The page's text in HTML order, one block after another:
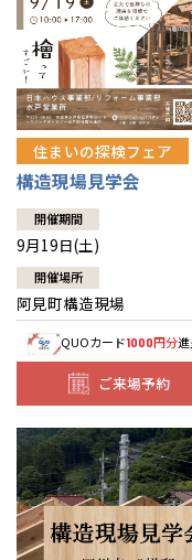
住まいの探検フェア
構造現場見学会
開催期間
9月19日(土)
開催場所
阿見町構造現場
QUOカード1000円分進
ご来場予約